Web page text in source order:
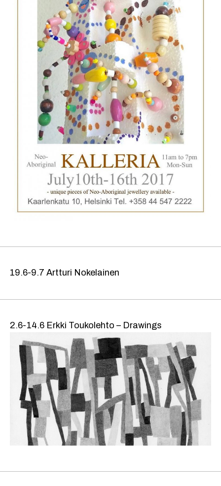
19.6-9.7 Artturi Nokelainen
2.6-14.6 Erkki Toukolehto – Drawings